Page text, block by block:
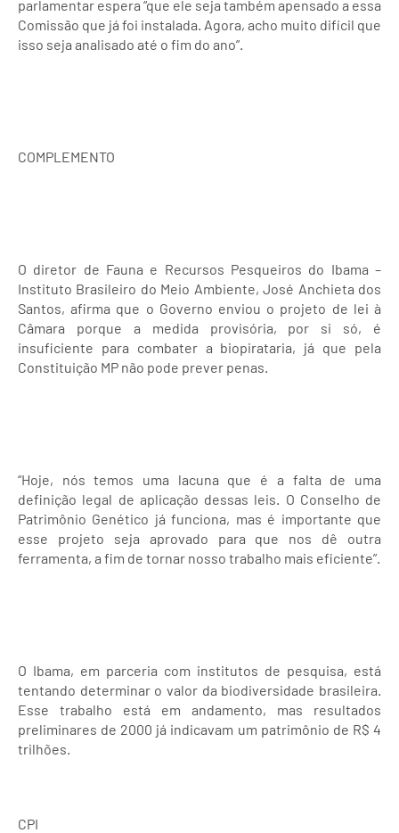
parlamentar espera “que ele seja também apensado a essa
Comissão que já foi instalada. Agora, acho muito difícil que
isso seja analisado até o fim do ano”.
COMPLEMENTO
O diretor de Fauna e Recursos Pesqueiros do Ibama –
Instituto Brasileiro do Meio Ambiente, José Anchieta dos
Santos, afirma que o Governo enviou o projeto de lei à
Câmara porque a medida provisória, por si só, é
insuficiente para combater a biopirataria, já que pela
Constituição MP não pode prever penas.
“Hoje, nós temos uma lacuna que é a falta de uma
definição legal de aplicação dessas leis. O Conselho de
Patrimônio Genético já funciona, mas é importante que
esse projeto seja aprovado para que nos dê outra
ferramenta, a fim de tornar nosso trabalho mais eficiente”.
O Ibama, em parceria com institutos de pesquisa, está
tentando determinar o valor da biodiversidade brasileira.
Esse trabalho está em andamento, mas resultados
preliminares de 2000 já indicavam um patrimônio de R$ 4
trilhões.
CPI